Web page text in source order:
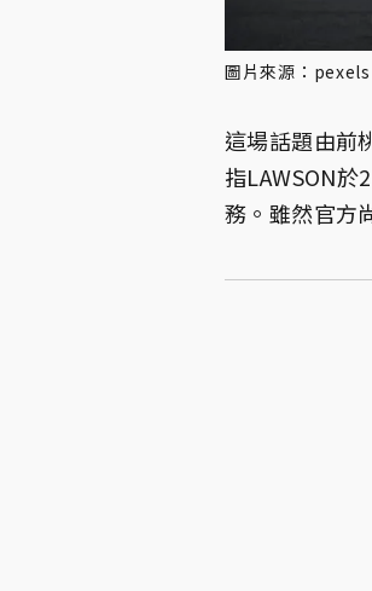
圖片來源：pexels
這場話題由前
指LAWSON
務。雖然官方